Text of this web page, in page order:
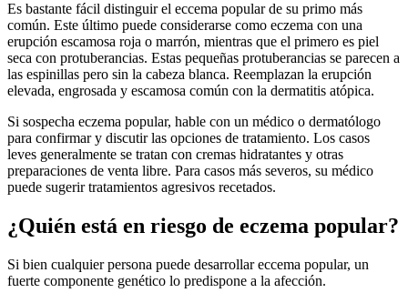
Es bastante fácil distinguir el eccema popular de su primo más
común. Este último puede considerarse como eczema con una
erupción escamosa roja o marrón, mientras que el primero es piel
seca con protuberancias. Estas pequeñas protuberancias se parecen a
las espinillas pero sin la cabeza blanca. Reemplazan la erupción
elevada, engrosada y escamosa común con la dermatitis atópica.
Si sospecha eczema popular, hable con un médico o dermatólogo
para confirmar y discutir las opciones de tratamiento. Los casos
leves generalmente se tratan con cremas hidratantes y otras
preparaciones de venta libre. Para casos más severos, su médico
puede sugerir tratamientos agresivos recetados.
¿Quién está en riesgo de eczema popular?
Si bien cualquier persona puede desarrollar eccema popular, un
fuerte componente genético lo predispone a la afección.